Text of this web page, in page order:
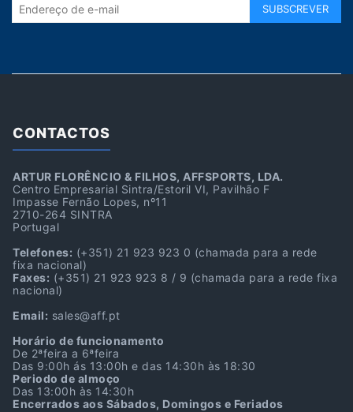
CONTACTOS
ARTUR FLORÊNCIO & FILHOS, AFFSPORTS, LDA.
Centro Empresarial Sintra/Estoril VI, Pavilhão F
Impasse Fernão Lopes, nº11
2710-264 SINTRA
Portugal
Telefones: (+351) 21 923 923 0 (chamada para a rede
fixa nacional)
Faxes: (+351) 21 923 923 8 / 9 (chamada para a rede fixa
nacional)
Email: sales@aff.pt
Horário de funcionamento
De 2ªfeira a 6ªfeira
Das 9:00h ás 13:00h e das 14:30h às 18:30
Periodo de almoço
Das 13:00h às 14:30h
Encerrados aos Sábados, Domingos e Feriados